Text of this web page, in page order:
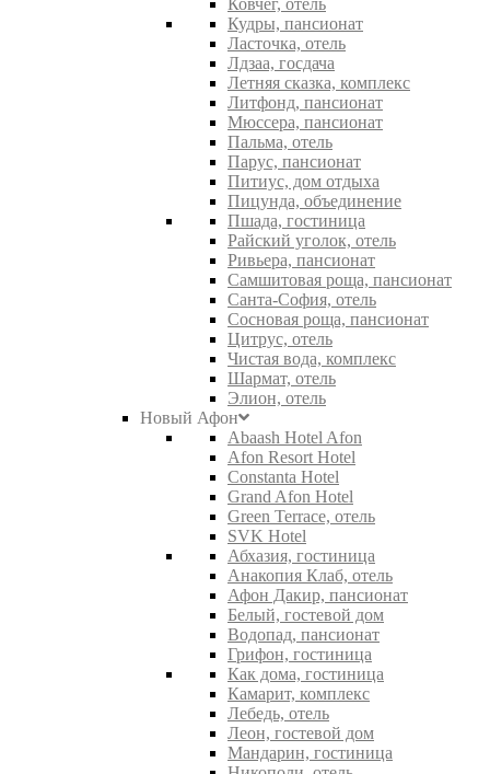
Ковчег, отель
Кудры, пансионат
Ласточка, отель
Лдзаа, госдача
Летняя сказка, комплекс
Литфонд, пансионат
Мюссера, пансионат
Пальма, отель
Парус, пансионат
Питиус, дом отдыха
Пицунда, объединение
Пшада, гостиница
Райский уголок, отель
Ривьера, пансионат
Самшитовая роща, пансионат
Санта-София, отель
Сосновая роща, пансионат
Цитрус, отель
Чистая вода, комплекс
Шармат, отель
Элион, отель
Новый Афон
Abaash Hotel Afon
Afon Resort Hotel
Constanta Hotel
Grand Afon Hotel
Green Terrace, отель
SVK Hotel
Абхазия, гостиница
Анакопия Клаб, отель
Афон Дакир, пансионат
Белый, гостевой дом
Водопад, пансионат
Грифон, гостиница
Как дома, гостиница
Камарит, комплекс
Лебедь, отель
Леон, гостевой дом
Мандарин, гостиница